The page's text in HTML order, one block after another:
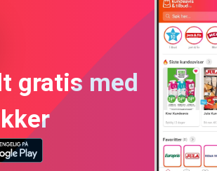
gratis med